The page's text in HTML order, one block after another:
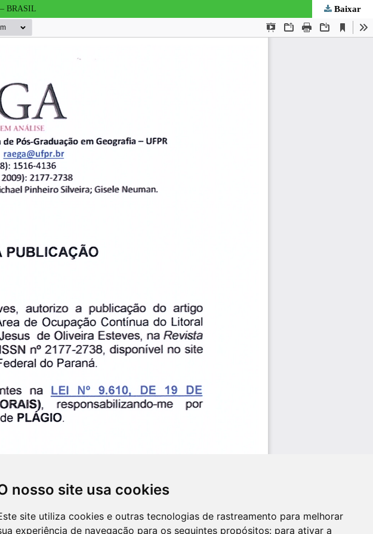
nosso site usa cookies
site utiliza cookies e outras tecnologias de rastreamento para melhorar
experiência de navegação para os seguintes propósitos: para ativar a
BRASIL Baixar